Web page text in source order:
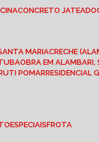
CONCRETO JATEADO
SANTA MARIA
CRECHE
OBRA EM ALAMBARI,
POMAR RESIDENCIAL
ESPECIAIS FROTA